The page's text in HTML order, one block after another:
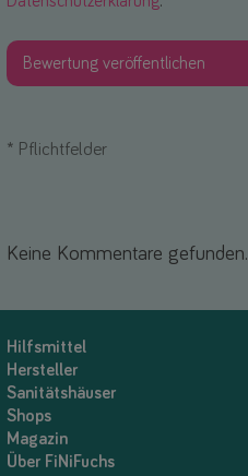
* Pflichtfelder
Keine Kommentare gefunden.
Hilfsmittel
Hersteller
Sanitätshäuser
Shops
Magazin
Über FiNiFuchs